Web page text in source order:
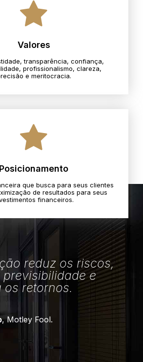
Valores
transparência, confiança,
profissionalismo, clareza,
e meritocracia.​
Posicionamento
que busca para seus clientes
de resultados para seus
financeiros.
reduz os riscos,
e
retornos.
, Motley Fool.